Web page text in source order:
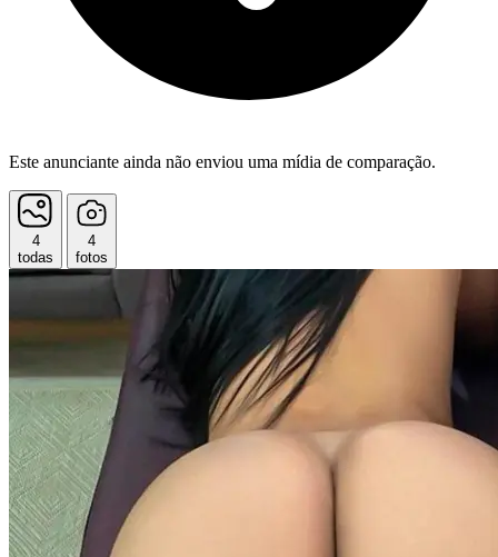
Este anunciante ainda não enviou uma mídia de comparação.
4
todas
4
fotos